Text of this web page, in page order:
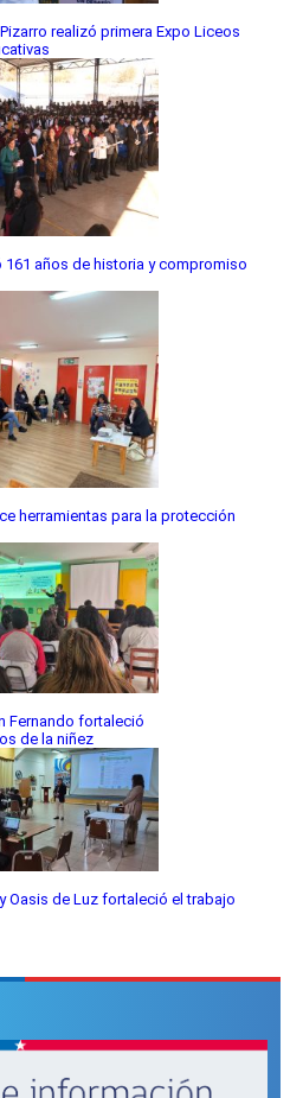
realizó primera Expo Liceos
161 años de historia y compromiso
herramientas para la protección
Fernando fortaleció
de la niñez
Oasis de Luz fortaleció el trabajo